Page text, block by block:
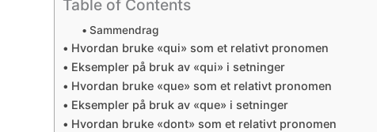
Table of Contents
Sammendrag
Hvordan bruke «qui» som et relativt pronomen
Eksempler på bruk av «qui» i setninger
Hvordan bruke «que» som et relativt pronomen
Eksempler på bruk av «que» i setninger
Hvordan bruke «dont» som et relativt pronomen